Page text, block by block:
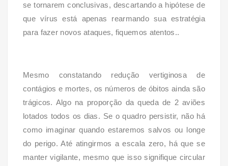
se tornarem conclusivas, descartando a hipótese de
que vírus está apenas rearmando sua estratégia
para fazer novos ataques, fiquemos atentos..
Mesmo constatando redução vertiginosa de
contágios e mortes, os números de óbitos ainda são
trágicos. Algo na proporção da queda de 2 aviões
lotados todos os dias. Se o quadro persistir, não há
como imaginar quando estaremos salvos ou longe
do perigo. Até atingirmos a escala zero, há que se
manter vigilante, mesmo que isso signifique circular